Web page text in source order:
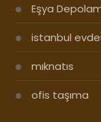
Eşya
istanbul
mıknatıs
ofis taşıma